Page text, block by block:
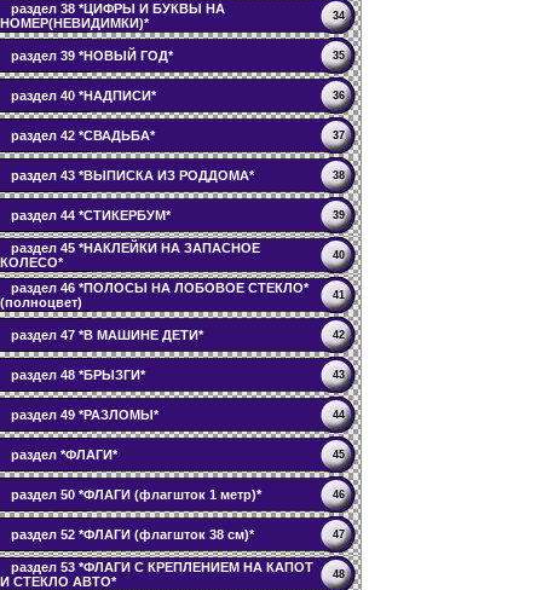
раздел 38 *ЦИФРЫ И БУКВЫ НА
НОМЕР(НЕВИДИМКИ)*
34
раздел 39 *НОВЫЙ ГОД* 35
раздел 40 *НАДПИСИ* 36
раздел 42 *СВАДЬБА* 37
раздел 43 *ВЫПИСКА ИЗ РОДДОМА* 38
раздел 44 *СТИКЕРБУМ* 39
раздел 45 *НАКЛЕЙКИ НА ЗАПАСНОЕ
КОЛЕСО*
40
раздел 46 *ПОЛОСЫ НА ЛОБОВОЕ СТЕКЛО*
(полноцвет)
41
раздел 47 *В МАШИНЕ ДЕТИ* 42
раздел 48 *БРЫЗГИ* 43
раздел 49 *РАЗЛОМЫ* 44
раздел *ФЛАГИ* 45
раздел 50 *ФЛАГИ (флагшток 1 метр)* 46
раздел 52 *ФЛАГИ (флагшток 38 см)* 47
раздел 53 *ФЛАГИ С КРЕПЛЕНИЕМ НА КАПОТ
И СТЕКЛО АВТО*
48